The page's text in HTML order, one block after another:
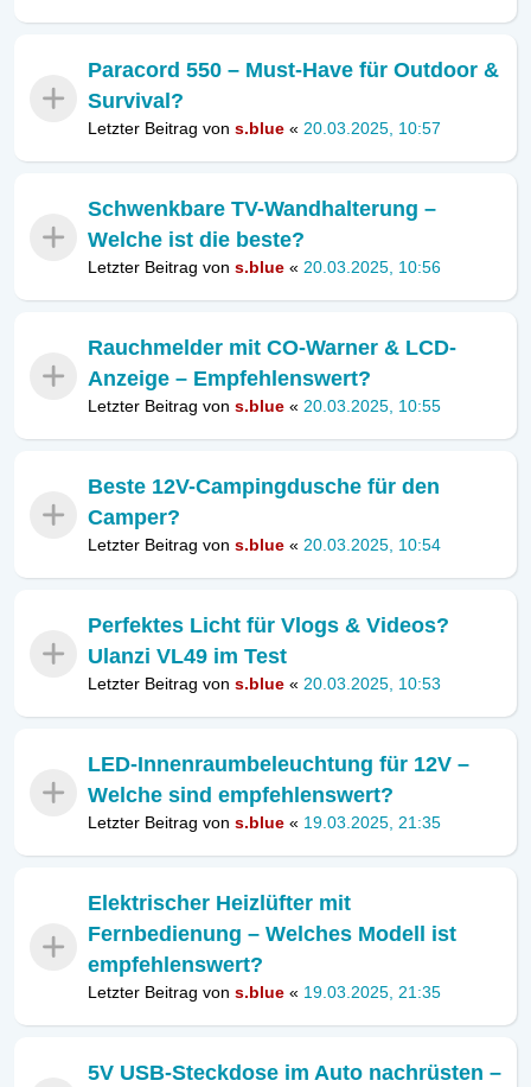
Paracord 550 – Must-Have für Outdoor &
Survival?
Letzter Beitrag von s.blue « 20.03.2025, 10:57
Schwenkbare TV-Wandhalterung –
Welche ist die beste?
Letzter Beitrag von s.blue « 20.03.2025, 10:56
Rauchmelder mit CO-Warner & LCD-
Anzeige – Empfehlenswert?
Letzter Beitrag von s.blue « 20.03.2025, 10:55
Beste 12V-Campingdusche für den
Camper?
Letzter Beitrag von s.blue « 20.03.2025, 10:54
Perfektes Licht für Vlogs & Videos?
Ulanzi VL49 im Test
Letzter Beitrag von s.blue « 20.03.2025, 10:53
LED-Innenraumbeleuchtung für 12V –
Welche sind empfehlenswert?
Letzter Beitrag von s.blue « 19.03.2025, 21:35
Elektrischer Heizlüfter mit
Fernbedienung – Welches Modell ist
empfehlenswert?
Letzter Beitrag von s.blue « 19.03.2025, 21:35
5V USB-Steckdose im Auto nachrüsten –